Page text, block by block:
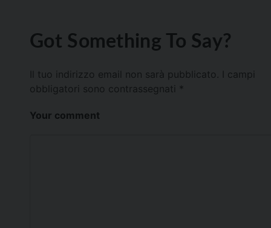
Got Something To Say?
Il tuo indirizzo email non sarà pubblicato.
I campi
obbligatori sono contrassegnati *
Your comment